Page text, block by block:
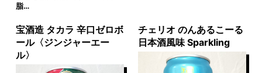
脂…
宝酒造 タカラ 辛口ゼロボ
ール〈ジンジャーエー
ル〉
チェリオ のんあるこーる
日本酒風味 Sparkling